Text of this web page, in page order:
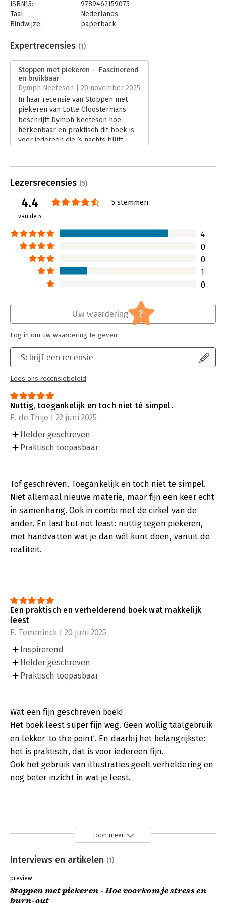
ISBN13:
9789462159075
Taal:
Nederlands
Bindwijze:
paperback
Uitgever:
VMN Media
Verschijningsdatum:
Hoofdrubriek: Personeelsmanagement
Expertrecensies (1)
Stoppen met piekeren - Fascinerend
en bruikbaar
Dymph Neeteson | 20 november 2025
In haar recensie van Stoppen met
piekeren van Lotte Cloostermans
beschrijft Dymph Neeteson hoe
herkenbaar en praktisch dit boek is
voor iedereen die ’s nachts blijft
tips die echt kunnen helpen om meer
Lees verder
Lezersrecensies (5)
4.4
van de 5
5 stemmen
4
0
0
1
0
Schrijf een recensie
Lees ons recensiebeleid
Uw waardering ?
Log in om uw waardering te geven
Nuttig, toegankelijk en toch niet tè simpel.
E. de Thije | 22 juni 2025
Helder geschreven
Praktisch toepasbaar
Tof geschreven. Toegankelijk en toch niet te simpel.
Niet allemaal nieuwe materie, maar fijn een keer echt
in samenhang. Ook in combi met de cirkel van de
ander. En last but not least: nuttig tegen piekeren,
met handvatten wat je dan wèl kunt doen, vanuit de
realiteit.
Een praktisch en verhelderend boek wat makkelijk
leest
E. Temminck | 20 juni 2025
Inspirerend
Helder geschreven
Praktisch toepasbaar
Wat een fijn geschreven boek!
Het boek leest super fijn weg. Geen wollig taalgebruik
en lekker ‘to the point’. En daarbij het belangrijkste:
het is praktisch, dat is voor iedereen fijn.
Ook het gebruik van illustraties geeft verheldering en
nog beter inzicht in wat je leest.
Toon meer
Interviews en artikelen (1)
preview
Stoppen met piekeren - Hoe voorkom je stress en
burn-out